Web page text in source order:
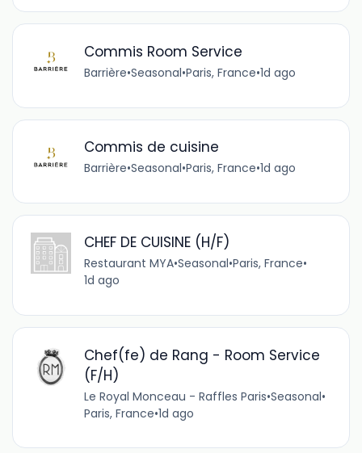
Commis Room Service
Barrière•Seasonal•Paris, France•1d ago
Commis de cuisine
Barrière•Seasonal•Paris, France•1d ago
CHEF DE CUISINE (H/F)
Restaurant MYA•Seasonal•Paris, France•
1d ago
Chef(fe) de Rang - Room Service
(F/H)
Le Royal Monceau - Raffles Paris•Seasonal•
Paris, France•1d ago